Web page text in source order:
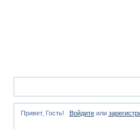
Привет, Гость! Войдитеили